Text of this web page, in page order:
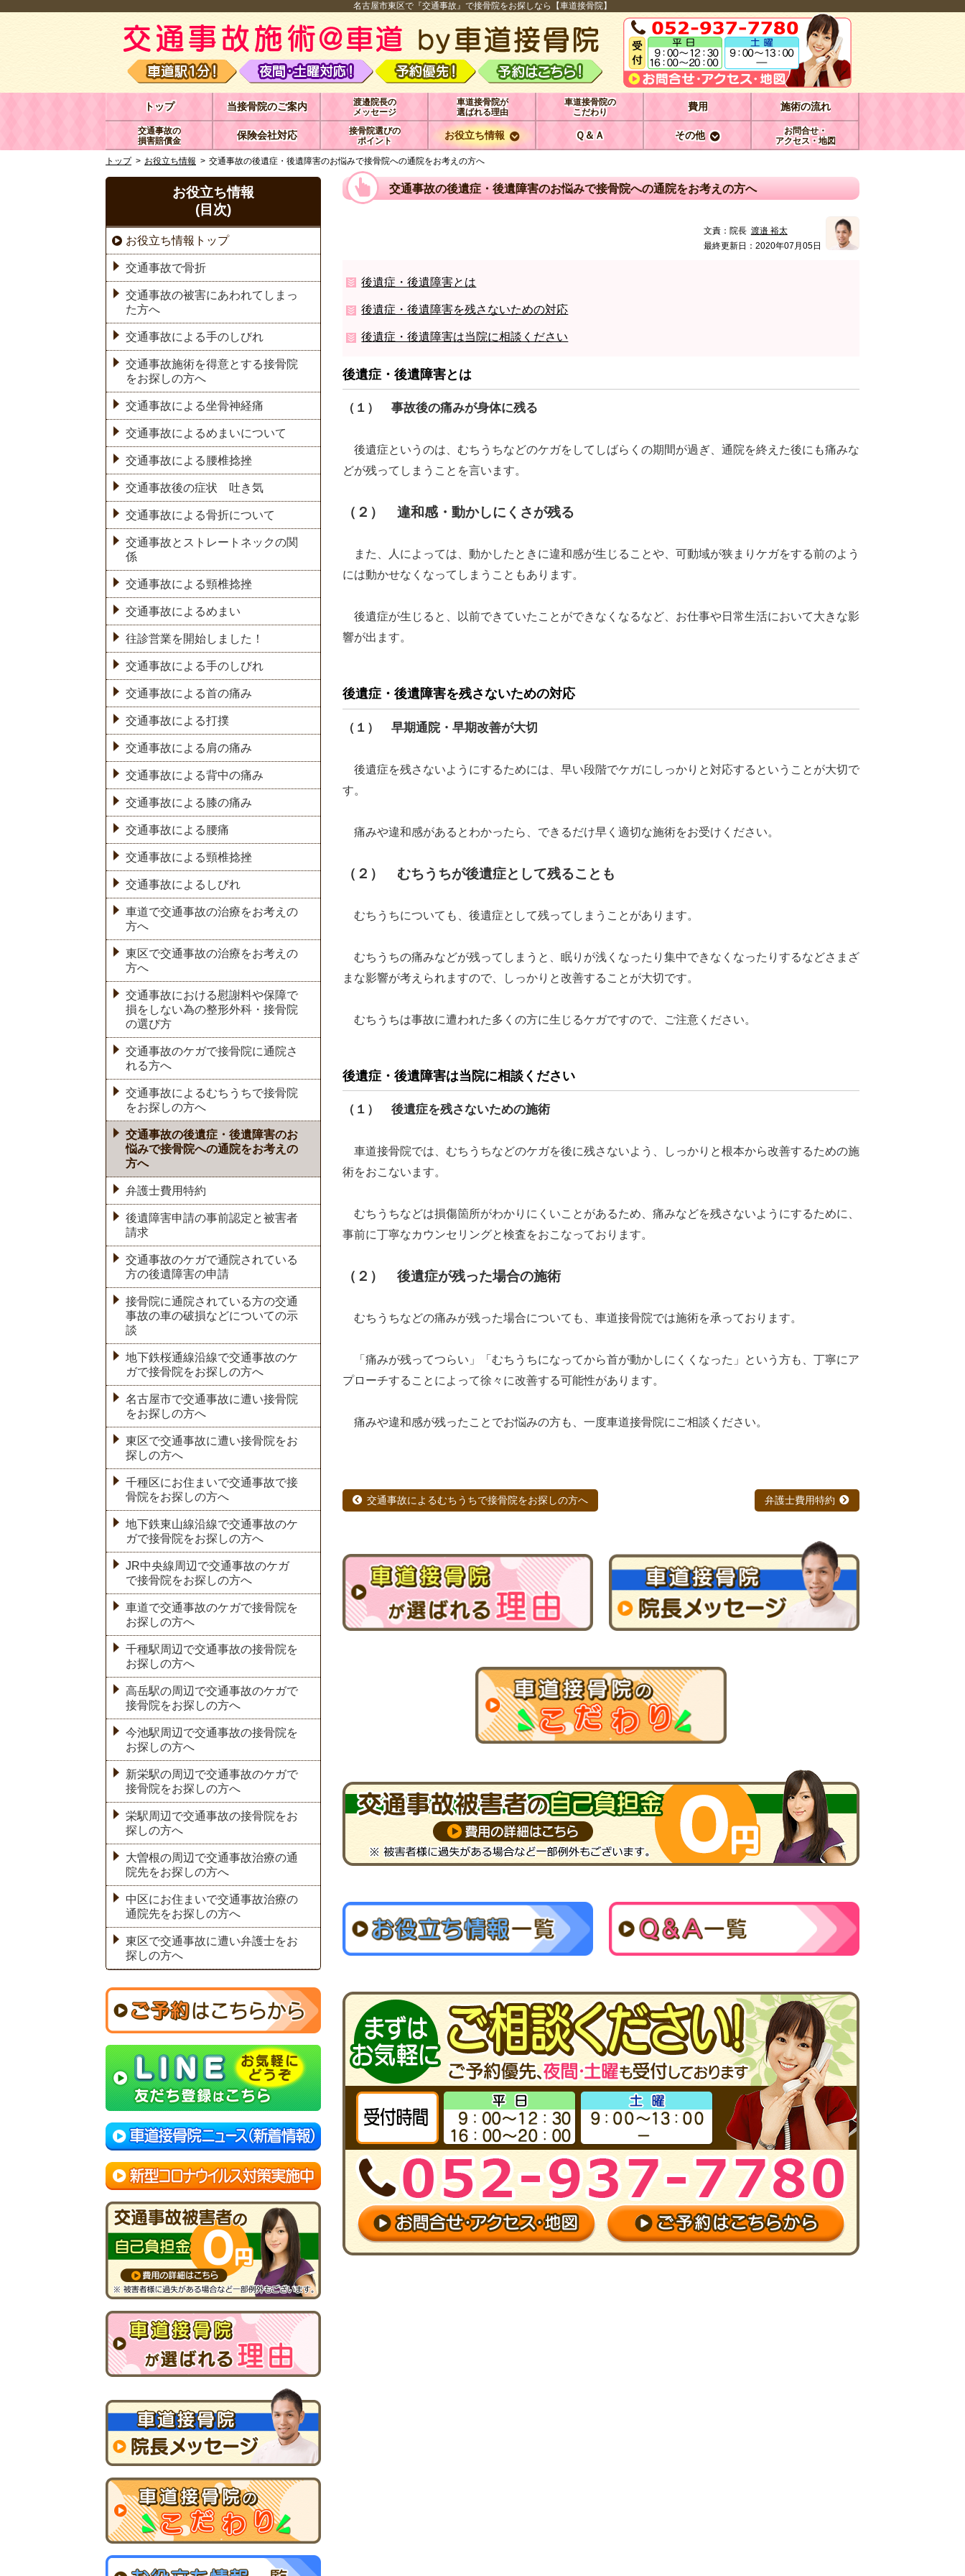
名古屋市東区で『交通事故』で接骨院をお探しなら【車道接骨院】
トップ 当接骨院のご案内
渡邉院長の
メッセージ
車道接骨院が
選ばれる理由
車道接骨院の
こだわり
費用 施術の流れ
交通事故の
損害賠償金
保険会社対応
接骨院選びの
ポイント
お役立ち情報 Ｑ＆Ａ その他
お問合せ・
アクセス・地図
トップ
お役立ち情報 交通事故の後遺症・後遺障害のお悩みで接骨院への通院をお考えの方へ
交通事故の後遺症・後遺障害のお悩みで接骨院への通院をお考えの方へ
文責： 院長 渡邉 裕太
最終更新日：2020年07月05日
後遺症・後遺障害とは
後遺症・後遺障害を残さないための対応
後遺症・後遺障害は当院に相談ください
後遺症・後遺障害とは
（１） 事故後の痛みが身体に残る
後遺症というのは、むちうちなどのケガをしてしばらくの期間が過ぎ、通院を終えた後にも痛みな
どが残ってしまうことを言います。
（２） 違和感・動かしにくさが残る
また、人によっては、動かしたときに違和感が生じることや、可動域が狭まりケガをする前のよう
には動かせなくなってしまうこともあります。
後遺症が生じると、以前できていたことができなくなるなど、お仕事や日常生活において大きな影
響が出ます。
後遺症・後遺障害を残さないための対応
（１） 早期通院・早期改善が大切
後遺症を残さないようにするためには、早い段階でケガにしっかりと対応するということが大切で
す。
痛みや違和感があるとわかったら、できるだけ早く適切な施術をお受けください。
（２） むちうちが後遺症として残ることも
むちうちについても、後遺症として残ってしまうことがあります。
むちうちの痛みなどが残ってしまうと、眠りが浅くなったり集中できなくなったりするなどさまざ
まな影響が考えられますので、しっかりと改善することが大切です。
むちうちは事故に遭われた多くの方に生じるケガですので、ご注意ください。
後遺症・後遺障害は当院に相談ください
（１） 後遺症を残さないための施術
車道接骨院では、むちうちなどのケガを後に残さないよう、しっかりと根本から改善するための施
術をおこないます。
むちうちなどは損傷箇所がわかりにくいことがあるため、痛みなどを残さないようにするために、
事前に丁寧なカウンセリングと検査をおこなっております。
（２） 後遺症が残った場合の施術
むちうちなどの痛みが残った場合についても、車道接骨院では施術を承っております。
「痛みが残ってつらい」「むちうちになってから首が動かしにくくなった」という方も、丁寧にア
プローチすることによって徐々に改善する可能性があります。
痛みや違和感が残ったことでお悩みの方も、一度車道接骨院にご相談ください。
交通事故によるむちうちで接骨院をお探しの方へ 弁護士費用特約
お役立ち情報
(目次)
お役立ち情報トップ
交通事故で骨折
交通事故の被害にあわれてしまっ
た方へ
交通事故による手のしびれ
交通事故施術を得意とする接骨院
をお探しの方へ
交通事故による坐骨神経痛
交通事故によるめまいについて
交通事故による腰椎捻挫
交通事故後の症状 吐き気
交通事故による骨折について
交通事故とストレートネックの関
係
交通事故による頸椎捻挫
交通事故によるめまい
往診営業を開始しました！
交通事故による手のしびれ
交通事故による首の痛み
交通事故による打撲
交通事故による肩の痛み
交通事故による背中の痛み
交通事故による膝の痛み
交通事故による腰痛
交通事故による頸椎捻挫
交通事故によるしびれ
車道で交通事故の治療をお考えの
方へ
東区で交通事故の治療をお考えの
方へ
交通事故における慰謝料や保障で
損をしない為の整形外科・接骨院
の選び方
交通事故のケガで接骨院に通院さ
れる方へ
交通事故によるむちうちで接骨院
をお探しの方へ
交通事故の後遺症・後遺障害のお
悩みで接骨院への通院をお考えの
方へ
弁護士費用特約
後遺障害申請の事前認定と被害者
請求
交通事故のケガで通院されている
方の後遺障害の申請
接骨院に通院されている方の交通
事故の車の破損などについての示
談
地下鉄桜通線沿線で交通事故のケ
ガで接骨院をお探しの方へ
名古屋市で交通事故に遭い接骨院
をお探しの方へ
東区で交通事故に遭い接骨院をお
探しの方へ
千種区にお住まいで交通事故で接
骨院をお探しの方へ
地下鉄東山線沿線で交通事故のケ
ガで接骨院をお探しの方へ
JR中央線周辺で交通事故のケガ
で接骨院をお探しの方へ
車道で交通事故のケガで接骨院を
お探しの方へ
千種駅周辺で交通事故の接骨院を
お探しの方へ
高岳駅の周辺で交通事故のケガで
接骨院をお探しの方へ
今池駅周辺で交通事故の接骨院を
お探しの方へ
新栄駅の周辺で交通事故のケガで
接骨院をお探しの方へ
栄駅周辺で交通事故の接骨院をお
探しの方へ
大曽根の周辺で交通事故治療の通
院先をお探しの方へ
中区にお住まいで交通事故治療の
通院先をお探しの方へ
東区で交通事故に遭い弁護士をお
探しの方へ